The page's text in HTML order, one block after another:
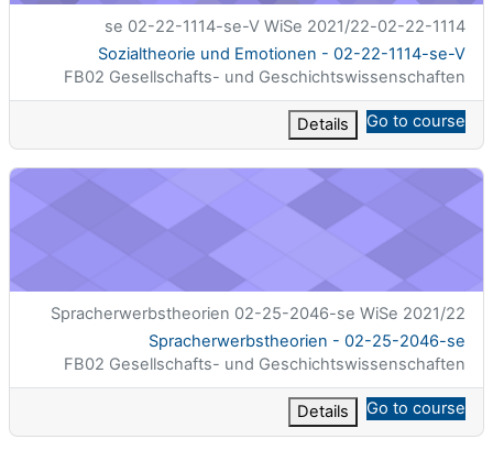
الاسم المختصر للمقرر الدراسي
02-22-1114-se 02-22-1114-se-V WiSe 2021/22
اسم المقرر
Sozialtheorie und Emotionen - 02-22-1114-se-V
تصنيف المساق
FB02 Gesellschafts- und Geschichtswissenschaften
Go to course
Details
Spracherwerbstheorien - 02-25-2046-se
الاسم المختصر للمقرر الدراسي
Spracherwerbstheorien 02-25-2046-se WiSe 2021/22
اسم المقرر
Spracherwerbstheorien - 02-25-2046-se
تصنيف المساق
FB02 Gesellschafts- und Geschichtswissenschaften
Go to course
Details